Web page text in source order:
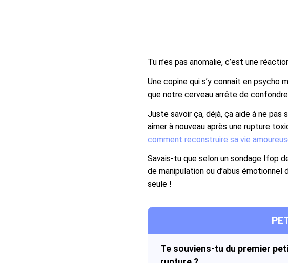
Tu n’es pas anomalie, c’est une
Une copine qui s’y connaît en psycho
que notre cerveau arrête de
Juste savoir ça, déjà, ça aide à ne pas
aimer à nouveau après une rupture
comment reconstruire sa vie
Savais-tu que selon un sondage Ifop
de manipulation ou d’abus
seule !
Te souviens-tu du premier